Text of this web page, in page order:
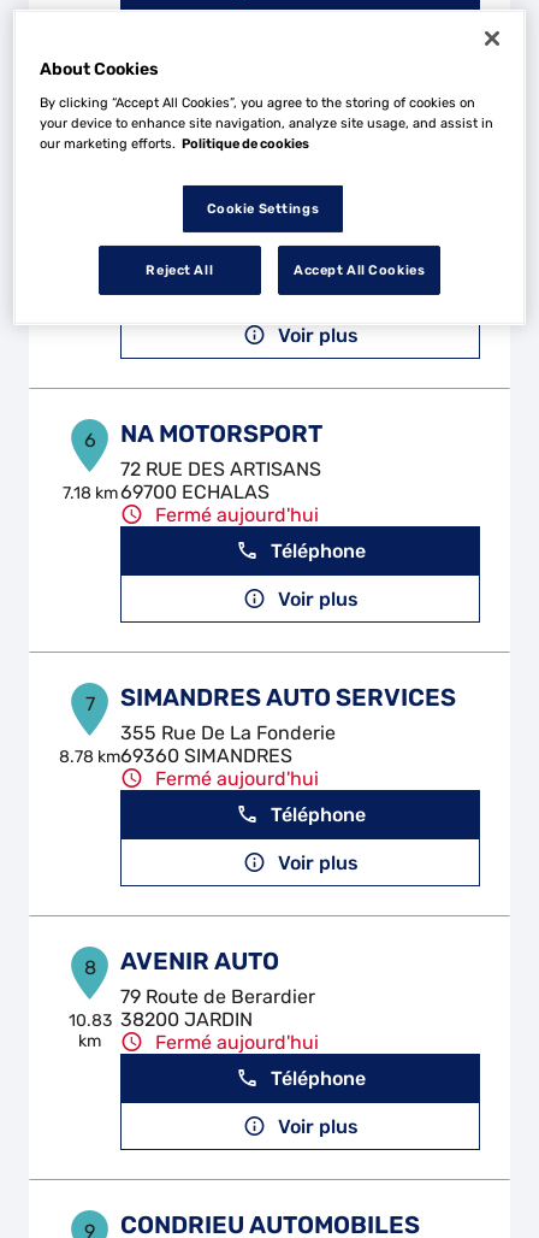
27 Quai Jean Jaures
38200 VIENNE
Fermé aujourd'hui
Voir plus
6
7.18 km
NA MOTORSPORT
72 RUE DES ARTISANS
69700 ECHALAS
Fermé aujourd'hui
Téléphone
Voir plus
7
8.78 km
SIMANDRES AUTO SERVICES
355 Rue De La Fonderie
69360 SIMANDRES
Fermé aujourd'hui
Téléphone
Voir plus
8
10.83
km
AVENIR AUTO
79 Route de Berardier
38200 JARDIN
Fermé aujourd'hui
Téléphone
Voir plus
9 CONDRIEU AUTOMOBILES
About Cookies
By clicking “Accept All Cookies”, you agree to the storing of cookies on
your device to enhance site navigation, analyze site usage, and assist in
our marketing efforts. Politique de cookies
Cookie Settings
Reject All Accept All Cookies